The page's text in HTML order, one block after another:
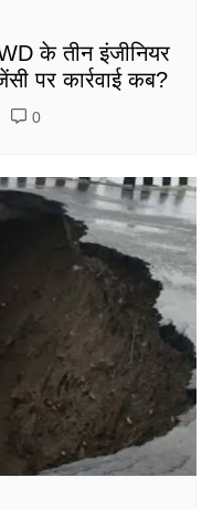
के तीन इंजीनियर
पर कार्रवाई कब?
0